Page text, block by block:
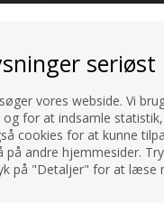
seriøst
vores webside. Vi
for at indsamle
cookies for at kunne
andre hjemmesider.
på "Detaljer" for at læse